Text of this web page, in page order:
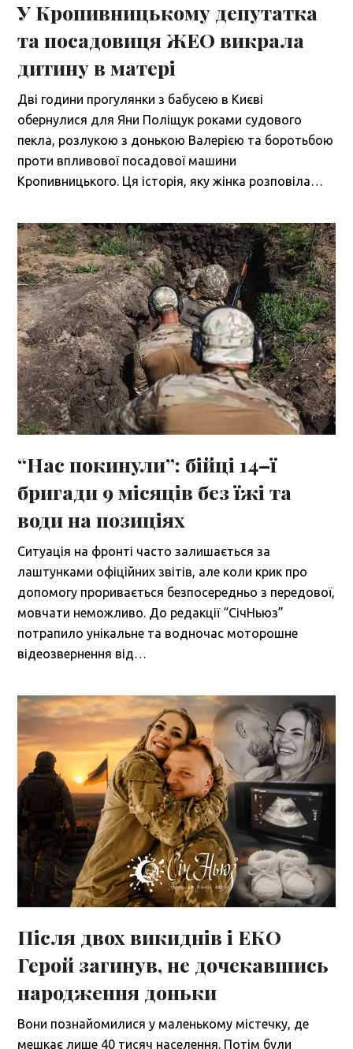
У Кропивницькому депутатка
та посадовиця ЖЕО викрала
дитину в матері
Дві години прогулянки з бабусею в Києві
обернулися для Яни Поліщук роками судового
пекла, розлукою з донькою Валерією та боротьбою
проти впливової посадової машини
Кропивницького. Ця історія, яку жінка розповіла…
“Нас покинули”: бійці 14–ї
бригади 9 місяців без їжі та
води на позиціях
Ситуація на фронті часто залишається за
лаштунками офіційних звітів, але коли крик про
допомогу проривається безпосередньо з передової,
мовчати неможливо. До редакції “СічНьюз”
потрапило унікальне та водночас моторошне
відеозвернення від…
Після двох викиднів і ЕКО
Герой загинув, не дочекавшись
народження доньки
Вони познайомилися у маленькому містечку, де
мешкає лише 40 тисяч населення. Потім були